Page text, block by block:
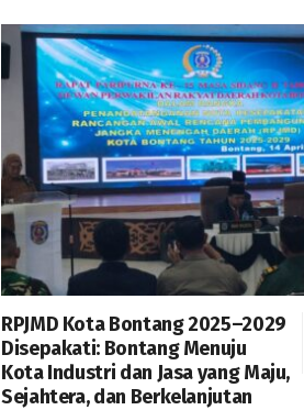
RPJMD Kota Bontang 2025–2029
Disepakati: Bontang Menuju
Kota Industri dan Jasa yang Maju,
Sejahtera, dan Berkelanjutan